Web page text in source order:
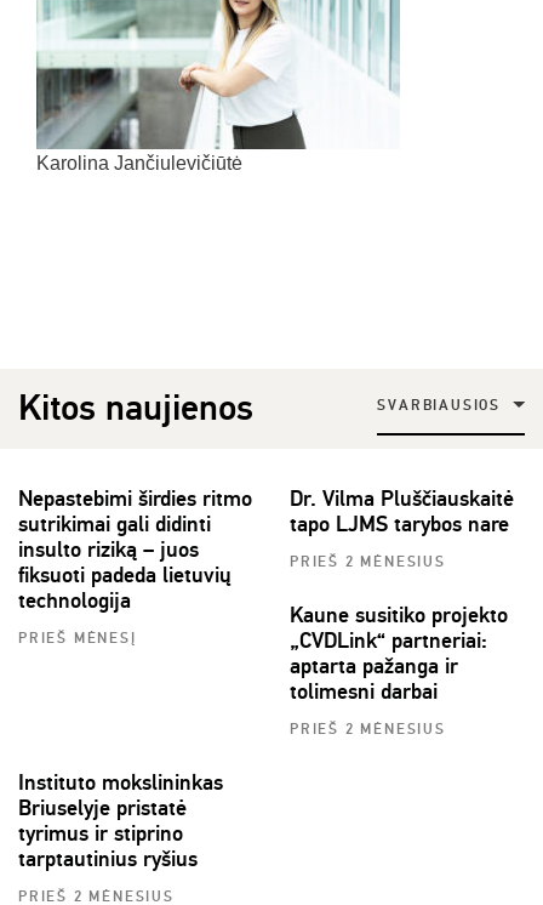
Karolina Jančiulevičiūtė
Kitos naujienos SVARBIAUSIOS
Nepastebimi širdies ritmo
sutrikimai gali didinti
insulto riziką – juos
fiksuoti padeda lietuvių
technologija
PRIEŠ MĖNESĮ
Dr. Vilma Pluščiauskaitė
tapo LJMS tarybos nare
PRIEŠ 2 MĖNESIUS
Kaune susitiko projekto
„CVDLink“ partneriai:
aptarta pažanga ir
tolimesni darbai
PRIEŠ 2 MĖNESIUS
Instituto mokslininkas
Briuselyje pristatė
tyrimus ir stiprino
tarptautinius ryšius
PRIEŠ 2 MĖNESIUS